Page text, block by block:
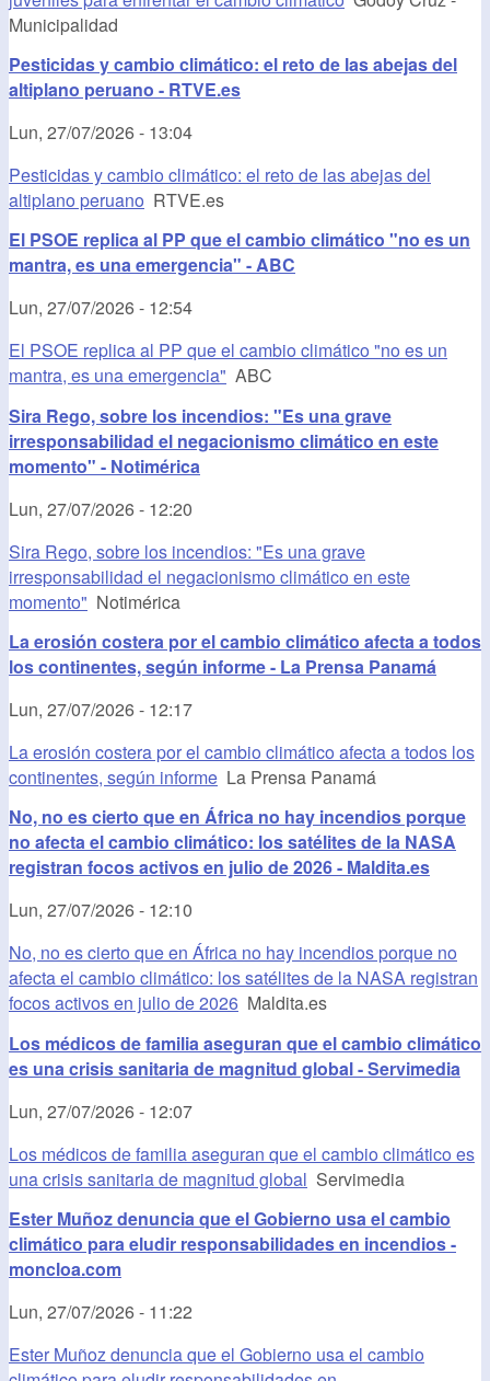
Municipalidad
Pesticidas y cambio climático: el reto de las abejas del
altiplano peruano - RTVE.es
Lun, 27/07/2026 - 13:04
Pesticidas y cambio climático: el reto de las abejas del
altiplano peruano RTVE.es
El PSOE replica al PP que el cambio climático "no es un
mantra, es una emergencia" - ABC
Lun, 27/07/2026 - 12:54
El PSOE replica al PP que el cambio climático "no es un
mantra, es una emergencia" ABC
Sira Rego, sobre los incendios: "Es una grave
irresponsabilidad el negacionismo climático en este
momento" - Notimérica
Lun, 27/07/2026 - 12:20
Sira Rego, sobre los incendios: "Es una grave
irresponsabilidad el negacionismo climático en este
momento" Notimérica
La erosión costera por el cambio climático afecta a todos
los continentes, según informe - La Prensa Panamá
Lun, 27/07/2026 - 12:17
La erosión costera por el cambio climático afecta a todos los
continentes, según informe La Prensa Panamá
No, no es cierto que en África no hay incendios porque
no afecta el cambio climático: los satélites de la NASA
registran focos activos en julio de 2026 - Maldita.es
Lun, 27/07/2026 - 12:10
No, no es cierto que en África no hay incendios porque no
afecta el cambio climático: los satélites de la NASA registran
focos activos en julio de 2026 Maldita.es
Los médicos de familia aseguran que el cambio climático
es una crisis sanitaria de magnitud global - Servimedia
Lun, 27/07/2026 - 12:07
Los médicos de familia aseguran que el cambio climático es
una crisis sanitaria de magnitud global Servimedia
Ester Muñoz denuncia que el Gobierno usa el cambio
climático para eludir responsabilidades en incendios -
moncloa.com
Lun, 27/07/2026 - 11:22
Ester Muñoz denuncia que el Gobierno usa el cambio